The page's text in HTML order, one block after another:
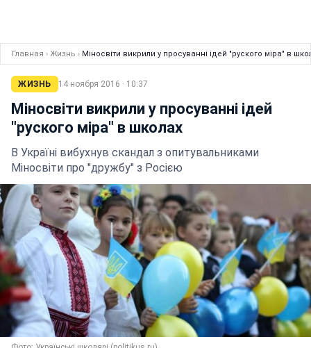
Главная › Жизнь › Міносвіти викрили у просуванні ідей "руского міра" в
ЖИЗНЬ 14 ноября 2016 · 10:37
Міносвіти викрили у просуванні ідей
"руского міра" в школах
В Україні вибухнув скандал з опитувальниками
Міносвіти про "дружбу" з Росією